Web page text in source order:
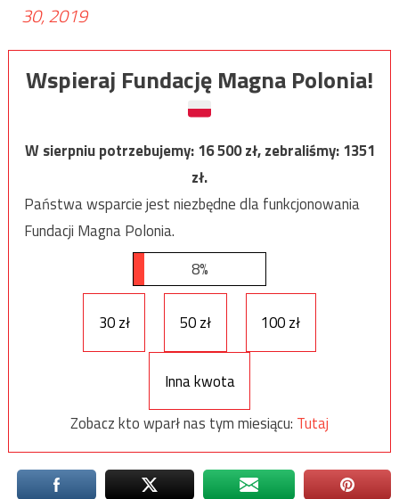
30, 2019
Wspieraj Fundację Magna Polonia!
W sierpniu potrzebujemy:16 500zł, zebraliśmy:1351
zł.
Państwa wsparcie jest niezbędne dla funkcjonowania
Fundacji Magna Polonia.
8%
30 zł 50 zł 100 zł
Inna kwota
Zobacz kto wparł nas tym miesiącu: Tutaj